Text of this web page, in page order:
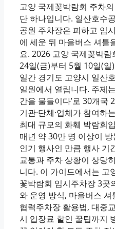
고양 국제꽃박람회 주차
단 하나입니다. 일산호수
공원 주차장은 피하고 임
에 세운 뒤 마을버스 셔틀
요. 2026 고양 국제꽃박람
24일(금)부터 5월 10일(일
일간 경기도 고양시 일산
일원에서 열립니다. 주제
간을 물들이다’로 30개국
기관·단체·업체가 참여하
최대 규모의 화훼 박람회
매년 약 30만 명 이상이
인기 행사인 만큼 행사 기
교통과 주차 상황이 상당
니다. 이 가이드에서는 고
꽃박람회 임시주차장 3곳
와 운영 방식, 마을버스 셔
협력주차장 활용법, 대중
시 입장료 할인 꿀팁까지